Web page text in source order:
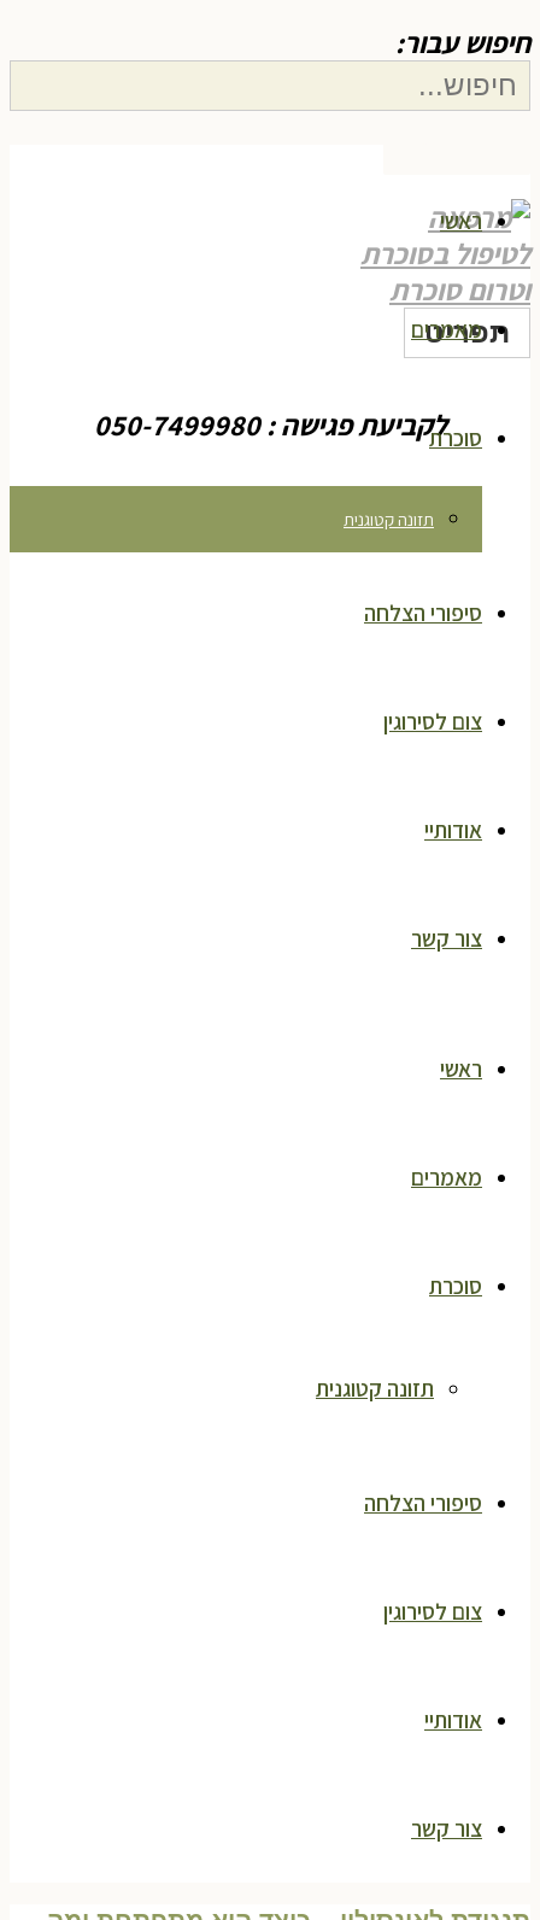
עבור:
תפריט
לקביעת פגישה : 050-7499980
ראשי
מאמרים
סוכרת
תזונה קטוגנית
סיפורי הצלחה
צום לסירוגין
אודותיי
צור קשר
ראשי
מאמרים
סוכרת
תזונה קטוגנית
סיפורי הצלחה
צום לסירוגין
אודותיי
צור קשר